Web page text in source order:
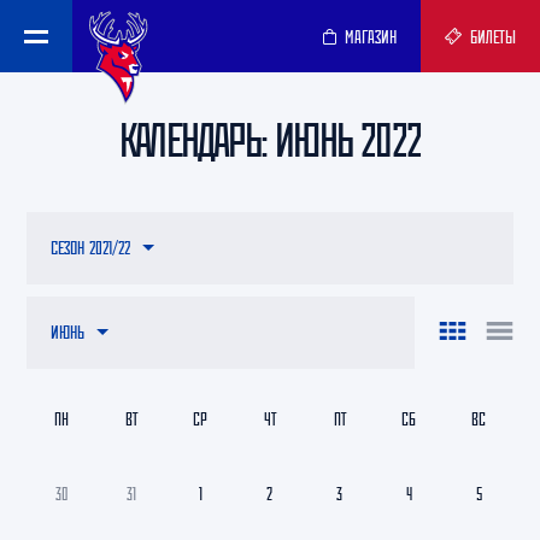
МАГАЗИН БИЛЕТЫ
КАЛЕНДАРЬ: ИЮНЬ 2022
ИЮНЬ
СЕЗОН 2021/22
30 31 1 2 3 4 5
ПН ВТ СР ЧТ ПТ СБ ВС